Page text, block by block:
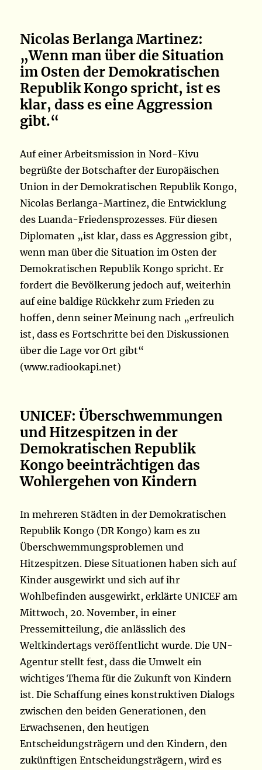
Nicolas Berlanga Martinez:
„Wenn man über die Situation
im Osten der Demokratischen
Republik Kongo spricht, ist es
klar, dass es eine Aggression
gibt.“
Auf einer Arbeitsmission in Nord-Kivu
begrüßte der Botschafter der Europäischen
Union in der Demokratischen Republik Kongo,
Nicolas Berlanga-Martinez, die Entwicklung
des Luanda-Friedensprozesses. Für diesen
Diplomaten „ist klar, dass es Aggression gibt,
wenn man über die Situation im Osten der
Demokratischen Republik Kongo spricht. Er
fordert die Bevölkerung jedoch auf, weiterhin
auf eine baldige Rückkehr zum Frieden zu
hoffen, denn seiner Meinung nach „erfreulich
ist, dass es Fortschritte bei den Diskussionen
über die Lage vor Ort gibt“
(www.radiookapi.net)
UNICEF: Überschwemmungen
und Hitzespitzen in der
Demokratischen Republik
Kongo beeinträchtigen das
Wohlergehen von Kindern
In mehreren Städten in der Demokratischen
Republik Kongo (DR Kongo) kam es zu
Überschwemmungsproblemen und
Hitzespitzen. Diese Situationen haben sich auf
Kinder ausgewirkt und sich auf ihr
Wohlbefinden ausgewirkt, erklärte UNICEF am
Mittwoch, 20. November, in einer
Pressemitteilung, die anlässlich des
Weltkindertags veröffentlicht wurde. Die UN-
Agentur stellt fest, dass die Umwelt ein
wichtiges Thema für die Zukunft von Kindern
ist. Die Schaffung eines konstruktiven Dialogs
zwischen den beiden Generationen, den
Erwachsenen, den heutigen
Entscheidungsträgern und den Kindern, den
zukünftigen Entscheidungsträgern, wird es